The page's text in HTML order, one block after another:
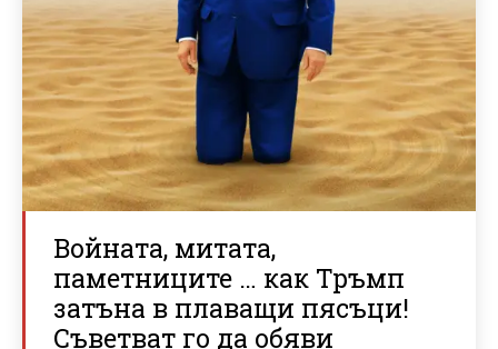
Войната, митата,
паметниците … как Тръмп
затъна в плаващи пясъци!
Съветват го да обяви